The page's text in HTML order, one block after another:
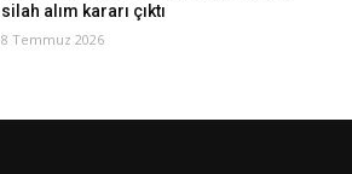
silah alım kararı çıktı
8 Temmuz 2026